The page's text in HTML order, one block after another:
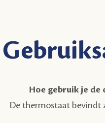
Hoe gebruik je de
De thermostaat bevindt